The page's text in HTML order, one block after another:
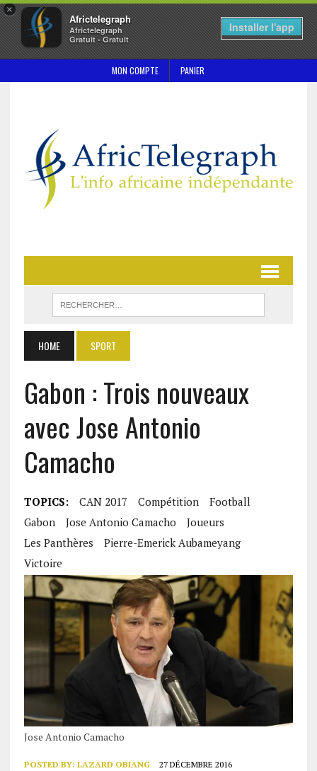
×
Africtelegraph
Africtelegraph
Gratuit - Gratuit
Installer l'app
MON COMPTE PANIER
HOME SPORT
Gabon : Trois nouveaux
avec Jose Antonio
Camacho
TOPICS: CAN 2017 Compétition
Football
Gabon
Jose Antonio Camacho
Joueurs
Les Panthères
Pierre-Emerick Aubameyang
Victoire
Jose Antonio Camacho
POSTED BY: LAZARD OBIANG 27 DÉCEMBRE 2016